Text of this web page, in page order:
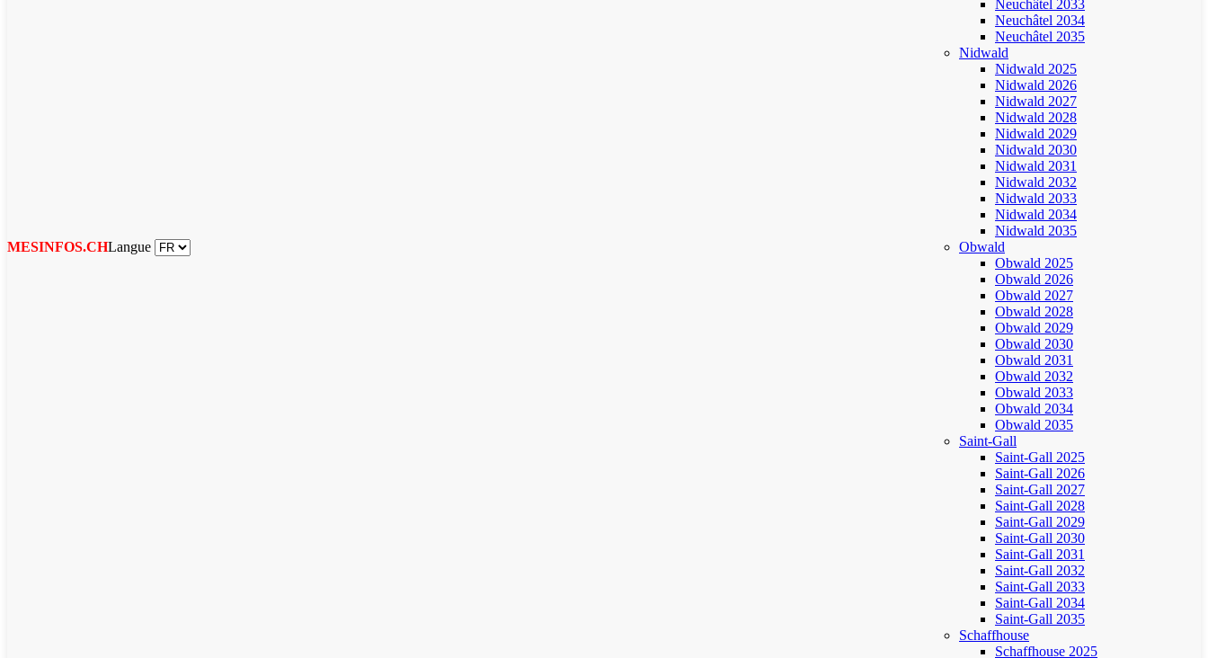
MESINFOS.CHLangue
Neuchâtel 2033
Neuchâtel 2034
Neuchâtel 2035
Nidwald
Nidwald 2025
Nidwald 2026
Nidwald 2027
Nidwald 2028
Nidwald 2029
Nidwald 2030
Nidwald 2031
Nidwald 2032
Nidwald 2033
Nidwald 2034
Nidwald 2035
Obwald
Obwald 2025
Obwald 2026
Obwald 2027
Obwald 2028
Obwald 2029
Obwald 2030
Obwald 2031
Obwald 2032
Obwald 2033
Obwald 2034
Obwald 2035
Saint-Gall
Saint-Gall 2025
Saint-Gall 2026
Saint-Gall 2027
Saint-Gall 2028
Saint-Gall 2029
Saint-Gall 2030
Saint-Gall 2031
Saint-Gall 2032
Saint-Gall 2033
Saint-Gall 2034
Saint-Gall 2035
Schaffhouse
Schaffhouse 2025